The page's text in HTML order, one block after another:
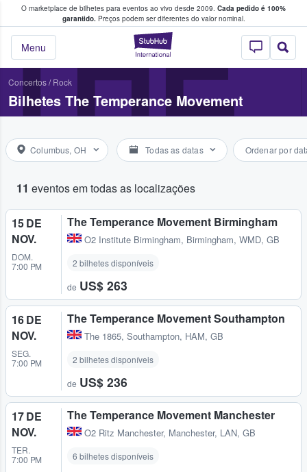
O marketplace de bilhetes para eventos ao vivo desde 2009. Cada pedido é 100%
garantido.Preços podem ser diferentes do valor nominal.
StubHub – onde
Menu
fãs compram e vendem bilhetes
Concertos/ Rock
Bilhetes The Temperance Movement
Columbus, OH Todas as datas Ordenar por
11 eventos em todas as localizações
15 DE
NOV.
DOM.
7:00 PM
The Temperance Movement Birmingham
O2 Institute Birmingham, Birmingham, WMD, GB
2 bilhetes disponíveis
de US$ 263
16 DE
NOV.
SEG.
7:00 PM
The Temperance Movement Southampton
The 1865, Southampton, HAM, GB
2 bilhetes disponíveis
de US$ 236
17 DE
NOV.
TER.
7:00 PM
The Temperance Movement Manchester
O2 Ritz Manchester, Manchester, LAN, GB
6 bilhetes disponíveis